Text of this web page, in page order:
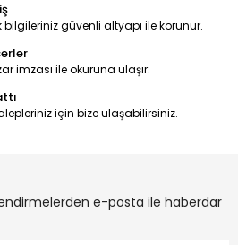
bilgileriniz güvenli altyapı ile korunur.
imzası ile okuruna ulaşır.
için bize ulaşabilirsiniz.
e-posta ile haberdar